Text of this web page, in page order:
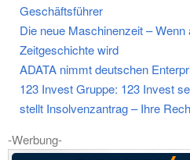
Geschäftsführer
Die neue Maschinenzeit –
Zeitgeschichte wird
ADATA nimmt deutschen
123 Invest Gruppe: 123 Invest
stellt Insolvenzantrag – Ihre
-Werbung-